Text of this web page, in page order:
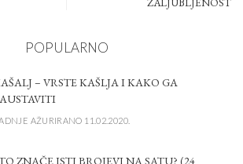
POPULARNO
– VRSTE KAŠLJA I KAKO GA
AŽURIRANO 11.02.2020.
ZNAČE ISTI BROJEVI NA SATU? (24